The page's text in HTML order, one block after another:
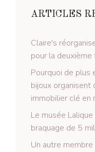
ARTICLES
Claire's
pour la
Pourquoi de plus
bijoux
immobilier clé en
Le musée
braquage de 5
Un autre